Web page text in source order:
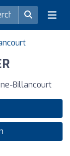
Billancourt